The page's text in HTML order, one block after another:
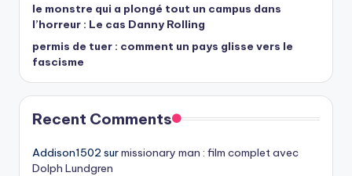
le monstre qui a plongé tout un campus dans
l’horreur : Le cas Danny Rolling
permis de tuer : comment un pays glisse vers le
fascisme
Recent Comments
Addison1502 surmissionary man : film complet avec
Dolph Lundgren